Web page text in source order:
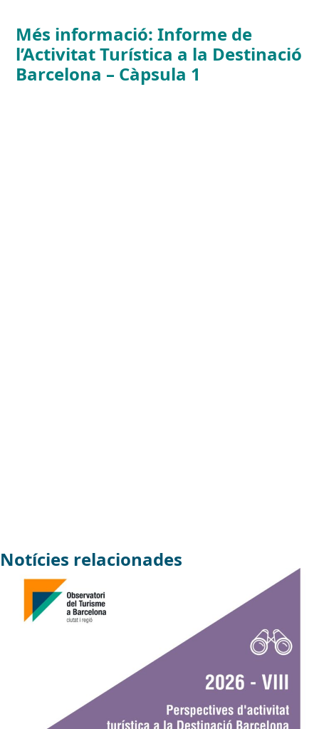
Més informació: Informe de
l’Activitat Turística a la Destinació
Barcelona – Càpsula 1
Notícies relacionades